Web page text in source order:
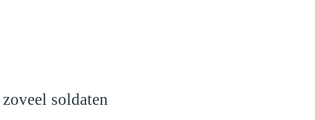
soldaten